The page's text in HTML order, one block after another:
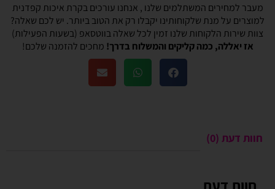
מעבר למחירים המשתלמים שלנו , אנחנו עורכים בקרת איכות קפדנית
למוצרים על מנת שלקוחותינו יקבלו רק את הטוב ביותר. יש לכם שאלה?
צוות שירות הלקוחות שלנו זמין לכל שאלה בווטסאפ (בשעות הפעילות)
אז יאללה, כמה קליקים והמשלוח בדרך! מחכים להזמנה שלכם!
חוות דעת (0)